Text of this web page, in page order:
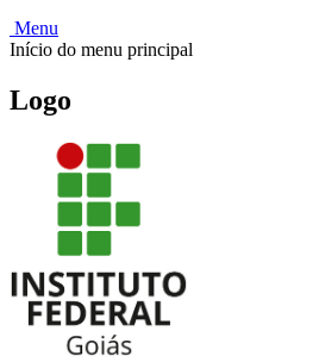
Menu
Início do menu principal
Logo